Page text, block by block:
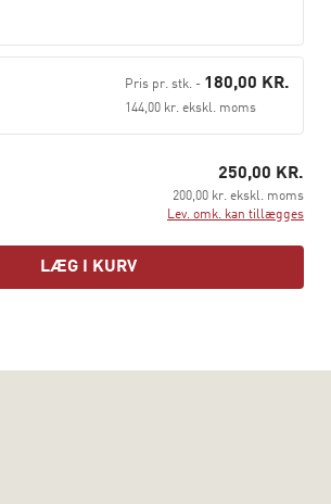
Pris pr. stk.- 180,00 KR.
144,00 kr. ekskl. moms
250,00 KR.
200,00 kr. ekskl. moms
Lev. omk. kan tillægges
LÆG I KURV